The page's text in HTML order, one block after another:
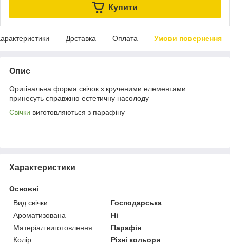
Купити
Доставка Оплата Умови повернення
Опис
Оригінальна форма свічок з крученими елементами
принесуть справжню естетичну насолоду
Свічки виготовляються з парафіну
Характеристики
Основні
Вид свічки
Господарська
Ароматизована
Ні
Матеріал виготовлення
Парафін
Колір
Різні кольори